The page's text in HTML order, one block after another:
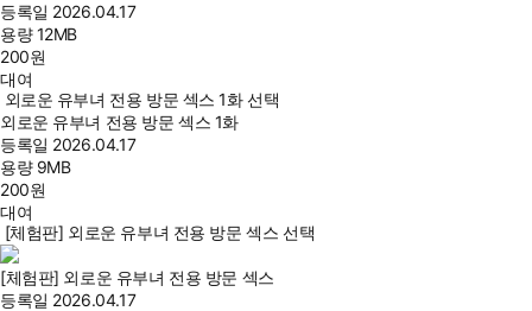
등록일 2026.04.17
용량12MB
200원
대여
외로운 유부녀 전용 방문 섹스 1화 선택
외로운 유부녀 전용 방문 섹스 1화
등록일 2026.04.17
용량 9MB
200원
대여
[체험판] 외로운 유부녀 전용 방문 섹스 선택
[체험판] 외로운 유부녀 전용 방문 섹스
등록일 2026.04.17